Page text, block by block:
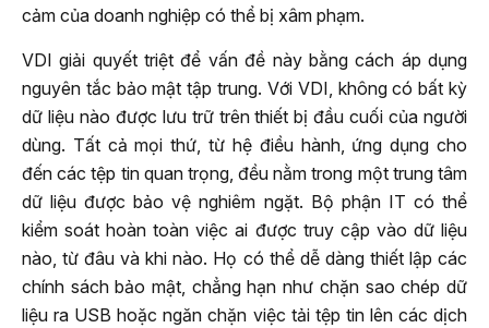
cảm của doanh nghiệp có thể bị xâm phạm.
VDI giải quyết triệt để vấn đề này bằng cách áp dụng
nguyên tắc bảo mật tập trung. Với VDI, không có bất kỳ
dữ liệu nào được lưu trữ trên thiết bị đầu cuối của người
dùng. Tất cả mọi thứ, từ hệ điều hành, ứng dụng cho
đến các tệp tin quan trọng, đều nằm trong một trung tâm
dữ liệu được bảo vệ nghiêm ngặt. Bộ phận IT có thể
kiểm soát hoàn toàn việc ai được truy cập vào dữ liệu
nào, từ đâu và khi nào. Họ có thể dễ dàng thiết lập các
chính sách bảo mật, chẳng hạn như chặn sao chép dữ
liệu ra USB hoặc ngăn chặn việc tải tệp tin lên các dịch